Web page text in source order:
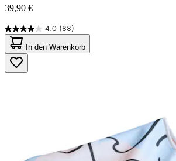
39,90 €
4.0 (88)
4.0
von
5
Sternen.
88
In den Warenkorb